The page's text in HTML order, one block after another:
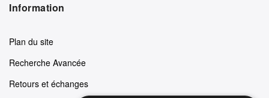
Information
Plan du site
Recherche Avancée
Retours et échanges